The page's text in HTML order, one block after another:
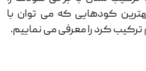
کودهایی که می توان با
کرد را معرفی می نماییم.